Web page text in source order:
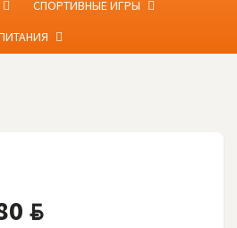
СПОРТИВНЫЕ ИГРЫ
BYN